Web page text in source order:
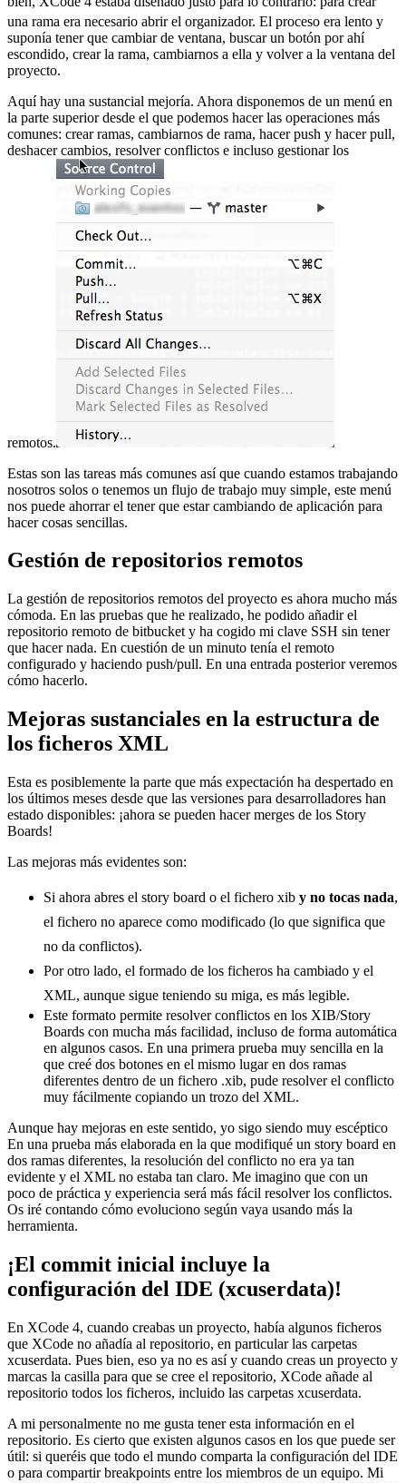
una rama era necesario abrir el organizador. El proceso era lento y
suponía tener que cambiar de ventana, buscar un botón por ahí
escondido, crear la rama, cambiarnos a ella y volver a la ventana del
proyecto.
Aquí hay una sustancial mejoría. Ahora disponemos de un menú en
la parte superior desde el que podemos hacer las operaciones más
comunes: crear ramas, cambiarnos de rama, hacer push y hacer pull,
deshacer cambios, resolver conflictos e incluso gestionar los
remotos.
Estas son las tareas más comunes así que cuando estamos trabajando
nosotros solos o tenemos un flujo de trabajo muy simple, este menú
nos puede ahorrar el tener que estar cambiando de aplicación para
hacer cosas sencillas.
Gestión de repositorios remotos
La gestión de repositorios remotos del proyecto es ahora mucho más
cómoda. En las pruebas que he realizado, he podido añadir el
repositorio remoto de bitbucket y ha cogido mi clave SSH sin tener
que hacer nada. En cuestión de un minuto tenía el remoto
configurado y haciendo push/pull. En una entrada posterior veremos
cómo hacerlo.
Mejoras sustanciales en la estructura de
los ficheros XML
Esta es posiblemente la parte que más expectación ha despertado en
los últimos meses desde que las versiones para desarrolladores han
estado disponibles: ¡ahora se pueden hacer merges de los Story
Boards!
Las mejoras más evidentes son:
Si ahora abres el story board o el fichero xib y no tocas nada,
el fichero no aparece como modificado (lo que significa que
no da conflictos).
Por otro lado, el formado de los ficheros ha cambiado y el
XML, aunque sigue teniendo su miga, es más legible.
Este formato permite resolver conflictos en los XIB/Story
Boards con mucha más facilidad, incluso de forma automática
en algunos casos. En una primera prueba muy sencilla en la
que creé dos botones en el mismo lugar en dos ramas
diferentes dentro de un fichero .xib, pude resolver el conflicto
muy fácilmente copiando un trozo del XML.
Aunque hay mejoras en este sentido, yo sigo siendo muy escéptico
En una prueba más elaborada en la que modifiqué un story board en
dos ramas diferentes, la resolución del conflicto no era ya tan
evidente y el XML no estaba tan claro. Me imagino que con un
poco de práctica y experiencia será más fácil resolver los conflictos.
Os iré contando cómo evoluciono según vaya usando más la
herramienta.
¡El commit inicial incluye la
configuración del IDE (xcuserdata)!
En XCode 4, cuando creabas un proyecto, había algunos ficheros
que XCode no añadía al repositorio, en particular las carpetas
xcuserdata. Pues bien, eso ya no es así y cuando creas un proyecto y
marcas la casilla para que se cree el repositorio, XCode añade al
repositorio todos los ficheros, incluido las carpetas xcuserdata.
A mi personalmente no me gusta tener esta información en el
repositorio. Es cierto que existen algunos casos en los que puede ser
útil: si queréis que todo el mundo comparta la configuración del IDE
o para compartir breakpoints entre los miembros de un equipo. Mi